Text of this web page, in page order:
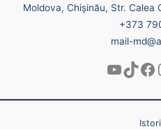
Moldova, Chișinău, Str. Calea
+373
mail-